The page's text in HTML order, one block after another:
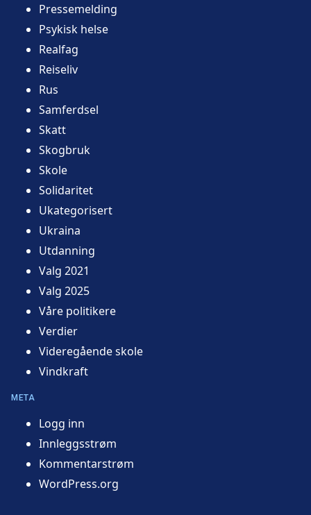
Pressemelding
Psykisk helse
Realfag
Reiseliv
Rus
Samferdsel
Skatt
Skogbruk
Skole
Solidaritet
Ukategorisert
Ukraina
Utdanning
Valg 2021
Valg 2025
Våre politikere
Verdier
Videregående skole
Vindkraft
META
Logg inn
Innleggsstrøm
Kommentarstrøm
WordPress.org